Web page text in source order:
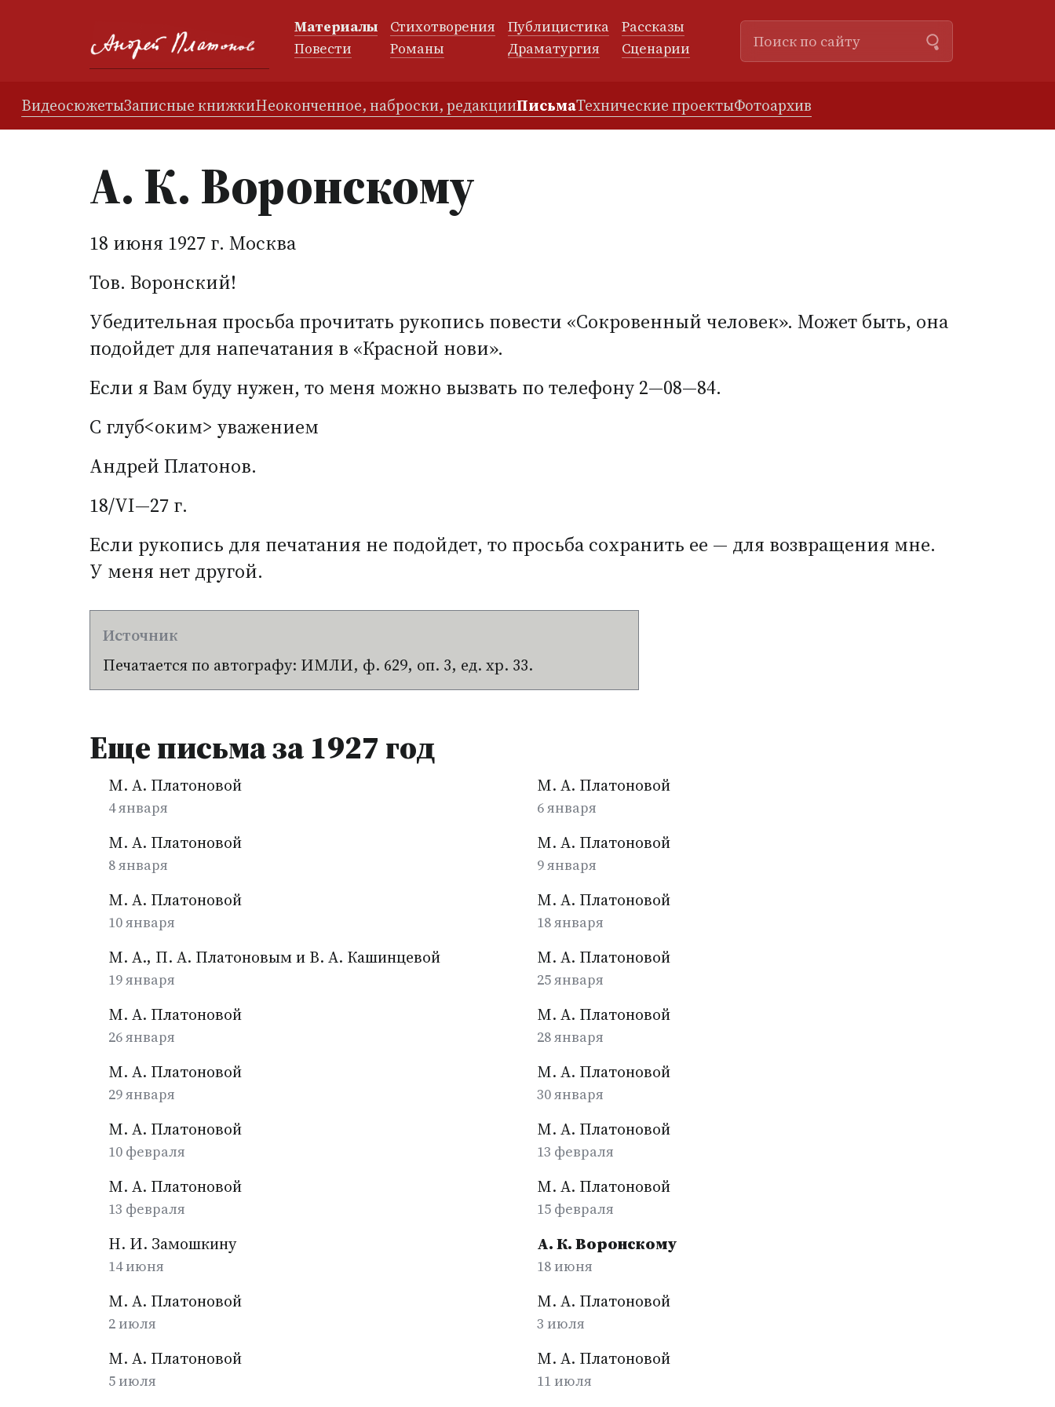
Материалы Стихотворения Публицистика
Рассказы
Повести
Романы Драматургия Сценарии
ВидеосюжетыЗаписные книжкиНеоконченное, наброски, редакцииПисьмаТехнические проектыФотоархив
А. К. Воронскому
18 июня 1927 г. Москва
Тов. Воронский!
Убедительная просьба прочитать рукопись повести «Сокровенный человек». Может быть, она
подойдет для напечатания в «Красной нови».
Если я Вам буду нужен, то меня можно вызвать по телефону 2—08—84.
С глуб<оким> уважением
Андрей Платонов.
18/VI—27 г.
Если рукопись для печатания не подойдет, то просьба сохранить ее — для возвращения мне.
У меня нет другой.
Печатается по автографу: ИМЛИ, ф. 629, оп. 3, ед. хр. 33.
Еще письма за 1927 год
М. А. Платоновой
4 января
М. А. Платоновой
6 января
М. А. Платоновой
8 января
М. А. Платоновой
9 января
М. А. Платоновой
10 января
М. А. Платоновой
18 января
М. А., П. А. Платоновым и В. А. Кашинцевой
19 января
М. А. Платоновой
25 января
М. А. Платоновой
26 января
М. А. Платоновой
28 января
М. А. Платоновой
29 января
М. А. Платоновой
30 января
М. А. Платоновой
10 февраля
М. А. Платоновой
13 февраля
М. А. Платоновой
13 февраля
М. А. Платоновой
15 февраля
Н. И. Замошкину
14 июня
А. К. Воронскому
18 июня
М. А. Платоновой
2 июля
М. А. Платоновой
3 июля
М. А. Платоновой
5 июля
М. А. Платоновой
11 июля